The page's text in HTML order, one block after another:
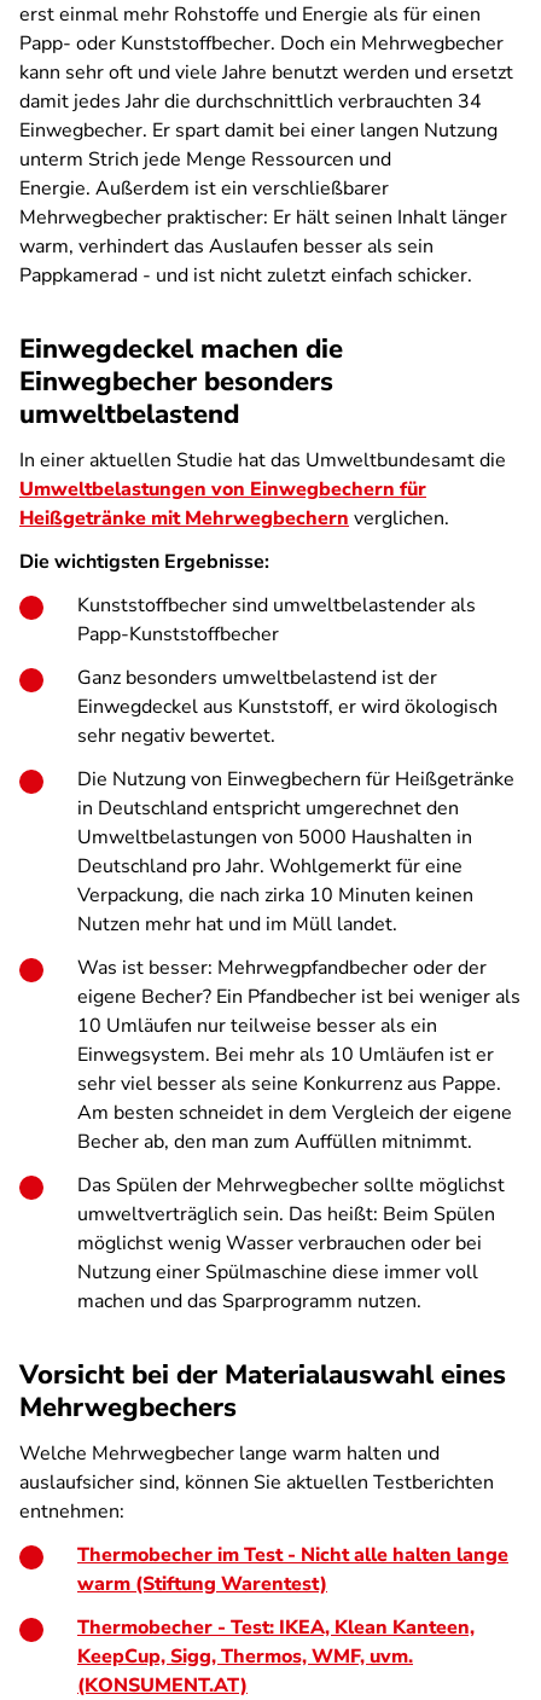
erst einmal mehr Rohstoffe und Energie als für einen
Papp- oder Kunststoffbecher. Doch ein Mehrwegbecher
kann sehr oft und viele Jahre benutzt werden und ersetzt
damit jedes Jahr die durchschnittlich verbrauchten 34
Einwegbecher. Er spart damit bei einer langen Nutzung
unterm Strich jede Menge Ressourcen und
Energie. Außerdem ist ein verschließbarer
Mehrwegbecher praktischer: Er hält seinen Inhalt länger
warm, verhindert das Auslaufen besser als sein
Pappkamerad - und ist nicht zuletzt einfach schicker.
Einwegdeckel machen die
Einwegbecher besonders
umweltbelastend
In einer aktuellen Studie hat das Umweltbundesamt die
Umweltbelastungen von Einwegbechern für
Heißgetränke mit Mehrwegbechern verglichen.
Die wichtigsten Ergebnisse:
Kunststoffbecher sind umweltbelastender als
Papp-Kunststoffbecher
Ganz besonders umweltbelastend ist der
Einwegdeckel aus Kunststoff, er wird ökologisch
sehr negativ bewertet.
Die Nutzung von Einwegbechern für Heißgetränke
in Deutschland entspricht umgerechnet den
Umweltbelastungen von 5000 Haushalten in
Deutschland pro Jahr. Wohlgemerkt für eine
Verpackung, die nach zirka 10 Minuten keinen
Nutzen mehr hat und im Müll landet.
Was ist besser: Mehrwegpfandbecher oder der
eigene Becher? Ein Pfandbecher ist bei weniger als
10 Umläufen nur teilweise besser als ein
Einwegsystem. Bei mehr als 10 Umläufen ist er
sehr viel besser als seine Konkurrenz aus Pappe.
Am besten schneidet in dem Vergleich der eigene
Becher ab, den man zum Auffüllen mitnimmt.
Das Spülen der Mehrwegbecher sollte möglichst
umweltverträglich sein. Das heißt: Beim Spülen
möglichst wenig Wasser verbrauchen oder bei
Nutzung einer Spülmaschine diese immer voll
machen und das Sparprogramm nutzen.
Vorsicht bei der Materialauswahl eines
Mehrwegbechers
Welche Mehrwegbecher lange warm halten und
auslaufsicher sind, können Sie aktuellen Testberichten
entnehmen:
Thermobecher im Test - Nicht alle halten lange
warm (Stiftung Warentest)
Thermobecher - Test: IKEA, Klean Kanteen,
KeepCup, Sigg, Thermos, WMF, uvm.
(KONSUMENT.AT)